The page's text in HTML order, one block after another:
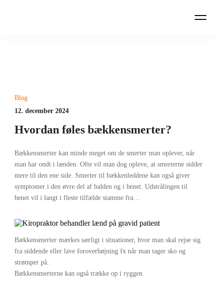
Blog
12. december 2024
Hvordan føles bækkensmerter?
Bækkensmerter kan minde meget om de smerter man oplever, når
man har ondt i lænden. Ofte vil man dog opleve, at smerterne sidder
mere til den ene side. Smerter til bækkenleddene kan også giver
symptomer i den øvre del af balden og i benet. Udstrålingen til
benet vil i langt i fleste tilfælde stamme fra…
Bækkensmerter mærkes særligt i situationer, hvor man skal rejse sig
fra siddende eller lave foroverbøjning fx når man tager sko og
strømper på.
Bækkensmerterne kan også trække op i ryggen.